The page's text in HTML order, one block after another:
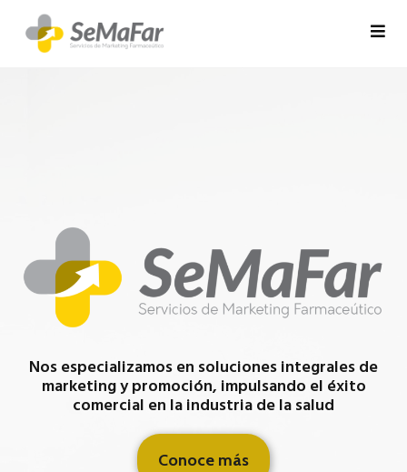
Nos especializamos en soluciones integrales de
marketing y promoción, impulsando el éxito
comercial en la industria de la salud
Conoce más